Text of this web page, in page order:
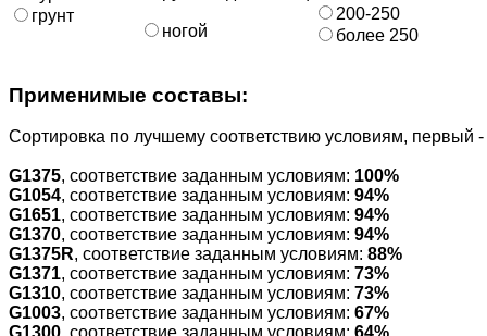
грунт
ногой
200-250
более 250
Применимые составы:
Cортировка по лучшему соответствию условиям, первый
G1375, соответствие заданным условиям: 100%
G1054, соответствие заданным условиям: 94%
G1651, соответствие заданным условиям: 94%
G1370, соответствие заданным условиям: 94%
G1375R, соответствие заданным условиям: 88%
G1371, соответствие заданным условиям: 73%
G1310, соответствие заданным условиям: 73%
G1003, соответствие заданным условиям: 67%